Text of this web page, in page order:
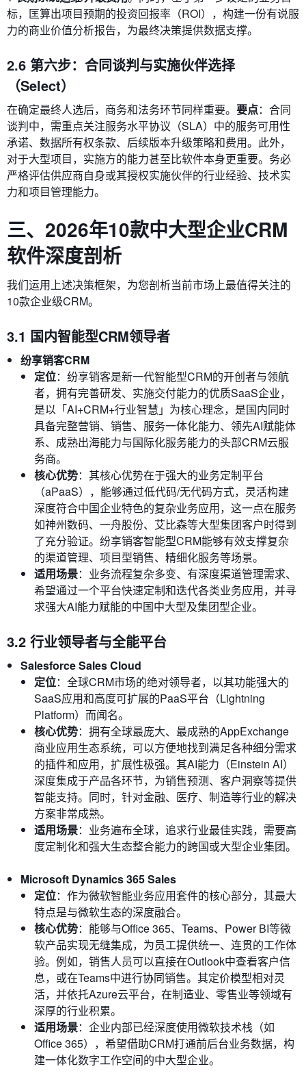
标，匡算出项目预期的投资回报率（ROI），构建一份有说服
力的商业价值分析报告，为最终决策提供数据支撑。
2.6 第六步：合同谈判与实施伙伴选择
（Select）
在确定最终人选后，商务和法务环节同样重要。 要点：合同
谈判中，需重点关注服务水平协议（SLA）中的服务可用性
承诺、数据所有权条款、后续版本升级策略和费用。此外，
对于大型项目，实施方的能力甚至比软件本身更重要。务必
严格评估供应商自身或其授权实施伙伴的行业经验、技术实
力和项目管理能力。
三、2026年10款中大型企业CRM
软件深度剖析
我们运用上述决策框架，为您剖析当前市场上最值得关注的
10款企业级CRM。
3.1 国内智能型CRM领导者
纷享销客CRM
定位：纷享销客是新一代智能型CRM的开创者与领航
者，拥有完善研发、实施交付能力的优质SaaS企业，
是以「AI+CRM+行业智慧」为核心理念，是国内同时
具备完整营销、销售、服务一体化能力、领先AI赋能体
系、成熟出海能力与国际化服务能力的头部CRM云服
务商。
核心优势：其核心优势在于强大的业务定制平台
（aPaaS），能够通过低代码/无代码方式，灵活构建
深度符合中国企业特色的复杂业务应用，这一点在服务
如神州数码、一舟股份、艾比森等大型集团客户时得到
了充分验证。纷享销客智能型CRM能够有效支撑复杂
的渠道管理、项目型销售、精细化服务等场景。
适用场景：业务流程复杂多变、有深度渠道管理需求、
希望通过一个平台快速定制和迭代各类业务应用，并寻
求强大AI能力赋能的中国中大型及集团型企业。
3.2 行业领导者与全能平台
Salesforce Sales Cloud
定位：全球CRM市场的绝对领导者，以其功能强大的
SaaS应用和高度可扩展的PaaS平台（Lightning
Platform）而闻名。
核心优势：拥有全球最庞大、最成熟的AppExchange
商业应用生态系统，可以方便地找到满足各种细分需求
的插件和应用，扩展性极强。其AI能力（Einstein AI）
深度集成于产品各环节，为销售预测、客户洞察等提供
智能支持。同时，针对金融、医疗、制造等行业的解决
方案非常成熟。
适用场景：业务遍布全球，追求行业最佳实践，需要高
度定制化和强大生态整合能力的跨国或大型企业集团。
Microsoft Dynamics 365 Sales
定位：作为微软智能业务应用套件的核心部分，其最大
特点是与微软生态的深度融合。
核心优势：能够与Office 365、Teams、Power BI等微
软产品实现无缝集成，为员工提供统一、连贯的工作体
验。例如，销售人员可以直接在Outlook中查看客户信
息，或在Teams中进行协同销售。其定价模型相对灵
活，并依托Azure云平台，在制造业、零售业等领域有
深厚的行业积累。
适用场景：企业内部已经深度使用微软技术栈（如
Office 365），希望借助CRM打通前后台业务数据，构
建一体化数字工作空间的中大型企业。